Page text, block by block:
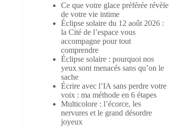
Ce que votre glace préférée révèle
de votre vie intime
Éclipse solaire du 12 août 2026 :
la Cité de l’espace vous
accompagne pour tout
comprendre
Éclipse solaire : pourquoi nos
yeux sont menacés sans qu’on le
sache
Écrire avec l’IA sans perdre votre
voix : ma méthode en 6 étapes
Multicolore : l’écorce, les
nervures et le grand désordre
joyeux